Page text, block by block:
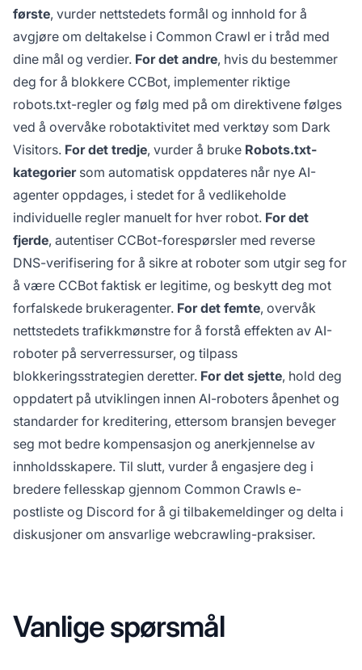
første, vurder nettstedets formål og innhold for å
avgjøre om deltakelse i Common Crawl er i tråd med
dine mål og verdier. For det andre, hvis du bestemmer
deg for å blokkere CCBot, implementer riktige
robots.txt-regler og følg med på om direktivene følges
ved å overvåke robotaktivitet med verktøy som Dark
Visitors. For det tredje, vurder å bruke Robots.txt-
kategoriersom automatisk oppdateres når nye AI-
agenter oppdages, i stedet for å vedlikeholde
individuelle regler manuelt for hver robot. For det
fjerde, autentiser CCBot-forespørsler med reverse
DNS-verifisering for å sikre at roboter som utgir seg for
å være CCBot faktisk er legitime, og beskytt deg mot
forfalskede brukeragenter. For det femte, overvåk
nettstedets trafikkmønstre for å forstå effekten av AI-
roboter på serverressurser, og tilpass
blokkeringsstrategien deretter. For det sjette, hold deg
oppdatert på utviklingen innen AI-roboters åpenhet og
standarder for kreditering, ettersom bransjen beveger
seg mot bedre kompensasjon og anerkjennelse av
innholdsskapere. Til slutt, vurder å engasjere deg i
bredere fellesskap gjennom Common Crawls e-
postliste og Discord for å gi tilbakemeldinger og delta i
diskusjoner om ansvarlige webcrawling-praksiser.
Vanlige spørsmål